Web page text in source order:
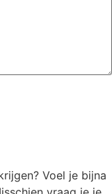
Voel je bijna